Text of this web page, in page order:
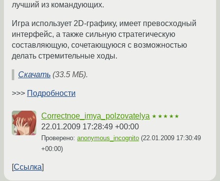
лучший из командующих.
Игра использует 2D-графику, имеет превосходный
интерфейс, а также сильную стратегическую
составляющую, сочетающуюся с возможностью
делать стремительные ходы.
Скачать (33.5 МБ).
>>> Подробности
Correctnoe_imya_polzovatelya ★★★★★
22.01.2009 17:28:49 +00:00
Проверено: anonymous_incognito (22.01.2009 17:30:49
+00:00)
Ссылка